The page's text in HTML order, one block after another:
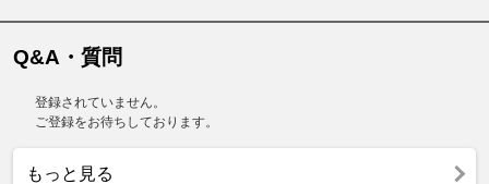
Q&A・質問
登録されていません。
ご登録をお待ちしております。
もっと見る